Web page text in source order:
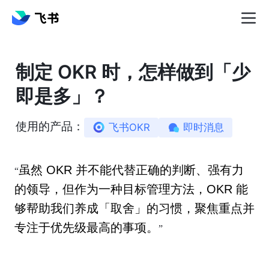
制定 OKR 时，怎样做到「少
即是多」？
使用的产品： 飞书OKR 即时消息
“虽然 OKR 并不能代替正确的判断、强有力
的领导，但作为一种目标管理方法，OKR 能
够帮助我们养成「取舍」的习惯，聚焦重点并
专注于优先级最高的事项。
”